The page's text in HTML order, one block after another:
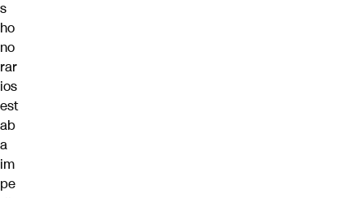
s
ho
no
rar
ios
est
ab
a
im
pe